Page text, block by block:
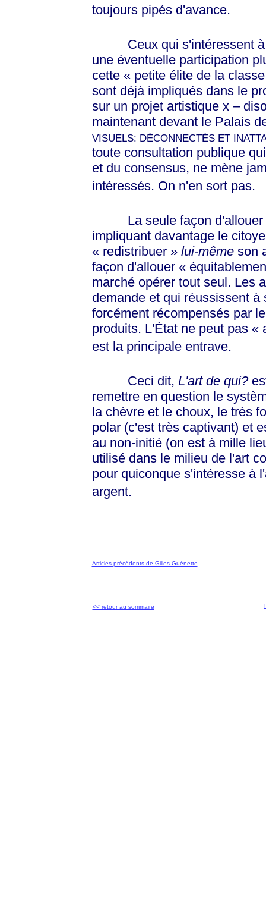
toujours pipés d'avance.
Ceux qui s'intéressent à
une éventuelle participation
cette « petiteélite de la
sont déjà impliqués dans le
sur un projet artistique x –
maintenant devant le Palais
VISUELS: DÉCONNECTÉS ET
toute consultation publique
et du consensus, ne mène
intéressés. On n'en sort pas.
La seule façon d'allouer
impliquant davantage le
« redistribuer » lui-mêmeson
façon d'allouer «
marché opérer tout seul. Les
demande et qui réussissent
forcément récompensés par
produits. L'État ne peut pas «
est la principale entrave.
Ceci dit, L'art de qui?
remettre en question le
la chèvre et le choux, le très
polar (c'est très captivant) et
au non-initié (on est à mille
utilisé dans le milieu de l'art
pour quiconque s'intéresse à
argent.
Articles précédents de Gilles Guénette
<< retour au sommaire